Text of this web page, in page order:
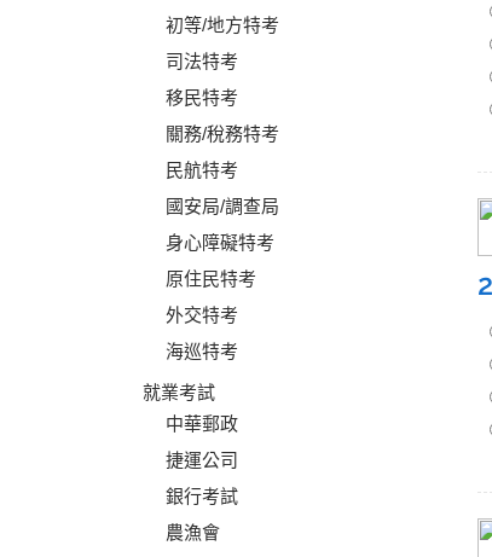
初等/地方特考
司法特考
移民特考
關務/稅務特考
民航特考
國安局/調查局
身心障礙特考
原住民特考
外交特考
海巡特考
就業考試
中華郵政
捷運公司
銀行考試
農漁會